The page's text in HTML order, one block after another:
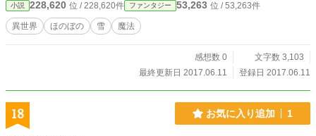
小説 228,620 位 / 228,620件 ファンタジー 53,263 位 / 53,263件
異世界 ほのぼの 雪 魔法
感想数 0
文字数 3,103
最終更新日 2017.06.11
登録日 2017.06.11
18 お気に入り追加 1